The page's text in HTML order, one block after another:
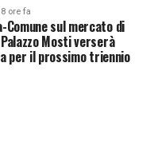
ore fa
Comune sul mercato di
Mosti verserà
per il prossimo triennio